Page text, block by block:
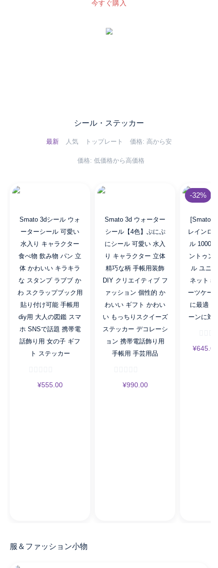
今すぐ購入
シール・ステッカー
最新 人気 トップレート 価格: 高から安
価格: 低価格から高価格
Smato 3dシール ウォ
ーターシール 可愛い
水入り キャラクター
食べ物 飲み物 パン 立
体 かわいい キラキラ
な スタンプ ラブブ か
わ スクラップブック用
貼り付け可能 手帳用
diy用 大人の図鑑 スマ
ホ SNSで話題 携帯電
話飾り用 女の子 ギフ
ト ステッカー
¥555.00
Smato 3d ウォーター
シール【4色】ぷにぷ
にシール 可愛い 水入
り キャラクター 立体
精巧な柄 手帳用装飾
DIY クリエイティブ フ
ァッション 個性的 か
わいい ギフト かわい
い もっちりスクイーズ
ステッカー デコレーシ
ョン 携帯電話飾り用
手帳用 手芸用品
¥990.00
[Smato]
レインロ
ル 1000
ントゥン
ル ユニ
ネットミ
ーツケー
に最適
ーンに対
¥645.00
-32%
服＆ファッション小物